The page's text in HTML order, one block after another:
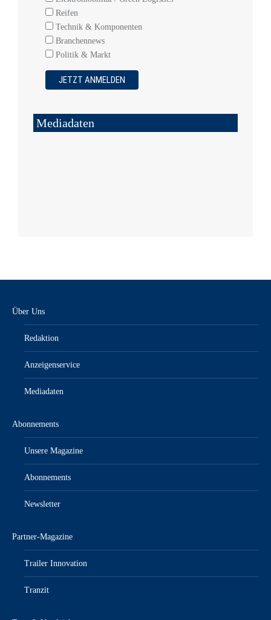
Reifen
Technik & Komponenten
Branchennews
Politik & Markt
Mediadaten
Über Uns
Redaktion
Anzeigenservice
Mediadaten
Abonnements
Unsere Magazine
Abonnements
Newsletter
Partner-Magazine
Trailer Innovation
Tranzit